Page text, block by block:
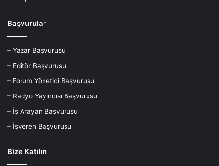
Başvurular
– Yazar Başvurusu
– Editör Başvurusu
– Forum Yönetici Başvurusu
– Radyo Yayıncısı Başvurusu
– İş Arayan Başvurusu
– İşveren Başvurusu
Bize Katılın